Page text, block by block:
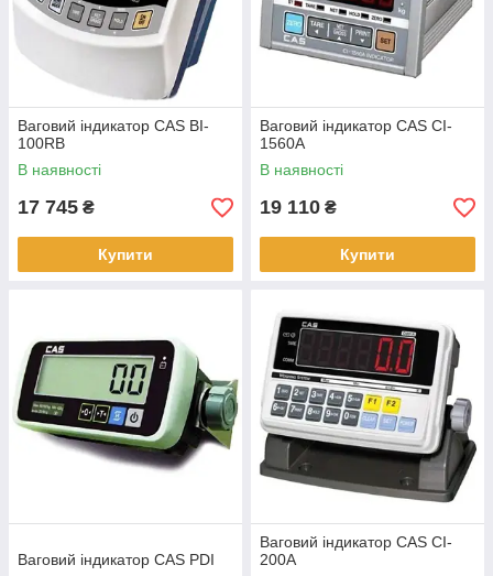
Ваговий індикатор CAS BI-
100RB
В наявності
17 745 ₴
Купити
Ваговий індикатор CAS CI-
1560А
В наявності
19 110 ₴
Купити
Ваговий індикатор CAS PDI
Ваговий індикатор CAS CI-
200A